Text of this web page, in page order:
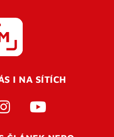
I NA SÍTÍCH